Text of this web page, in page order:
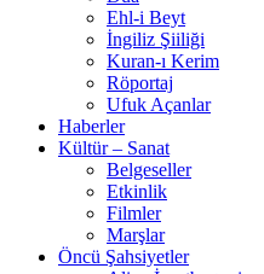
Ehl-i Beyt
İngiliz Şiiliği
Kuran-ı Kerim
Röportaj
Ufuk Açanlar
Haberler
Kültür – Sanat
Belgeseller
Etkinlik
Filmler
Marşlar
Öncü Şahsiyetler